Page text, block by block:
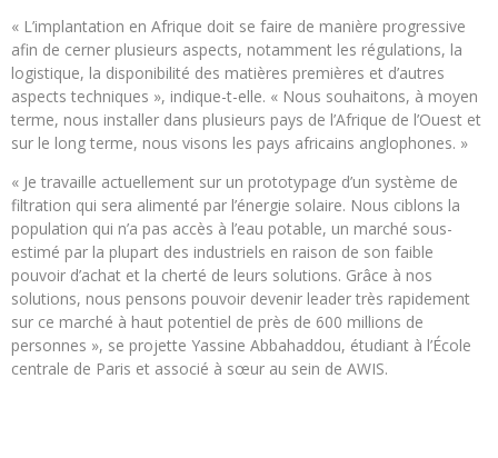
« L’implantation en Afrique doit se faire de manière progressive
afin de cerner plusieurs aspects, notamment les régulations, la
logistique, la disponibilité des matières premières et d’autres
aspects techniques », indique-t-elle. « Nous souhaitons, à moyen
terme, nous installer dans plusieurs pays de l’Afrique de l’Ouest et
sur le long terme, nous visons les pays africains anglophones. »
« Je travaille actuellement sur un prototypage d’un système de
filtration qui sera alimenté par l’énergie solaire. Nous ciblons la
population qui n’a pas accès à l’eau potable, un marché sous-
estimé par la plupart des industriels en raison de son faible
pouvoir d’achat et la cherté de leurs solutions. Grâce à nos
solutions, nous pensons pouvoir devenir leader très rapidement
sur ce marché à haut potentiel de près de 600 millions de
personnes », se projette Yassine Abbahaddou, étudiant à l’École
centrale de Paris et associé à sœur au sein de AWIS.